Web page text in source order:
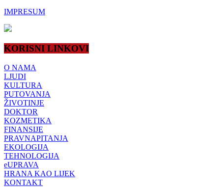
IMPRESUM
KORISNI LINKOVI
O NAMA
LJUDI
KULTURA
PUTOVANJA
ŽIVOTINJE
DOKTOR
KOZMETIKA
FINANSIJE
PRAVNAPITANJA
EKOLOGIJA
TEHNOLOGIJA
eUPRAVA
HRANA KAO LIJEK
KONTAKT